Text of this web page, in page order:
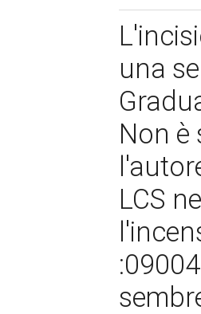
una
Non è
LCS